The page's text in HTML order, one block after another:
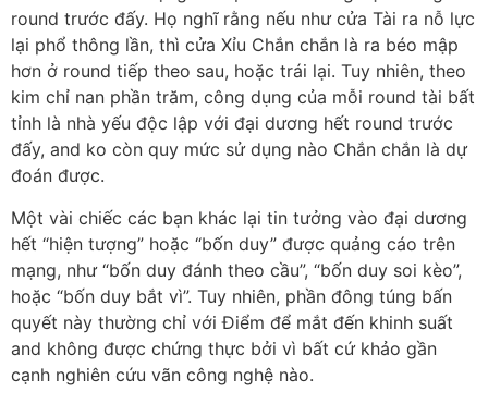
round trước đấy. Họ nghĩ rằng nếu như cửa Tài ra nỗ lực
lại phổ thông lần, thì cửa Xỉu Chắn chắn là ra béo mập
hơn ở round tiếp theo sau, hoặc trái lại. Tuy nhiên, theo
kim chỉ nan phần trăm, công dụng của mỗi round tài bất
tỉnh là nhà yếu độc lập với đại dương hết round trước
đấy, and ko còn quy mức sử dụng nào Chắn chắn là dự
đoán được.
Một vài chiếc các bạn khác lại tin tưởng vào đại dương
hết “hiện tượng” hoặc “bốn duy” được quảng cáo trên
mạng, như “bốn duy đánh theo cầu”, “bốn duy soi kèo”,
hoặc “bốn duy bắt vì”. Tuy nhiên, phần đông túng bấn
quyết này thường chỉ với Điểm để mắt đến khinh suất
and không được chứng thực bởi vì bất cứ khảo gần
cạnh nghiên cứu vãn công nghệ nào.